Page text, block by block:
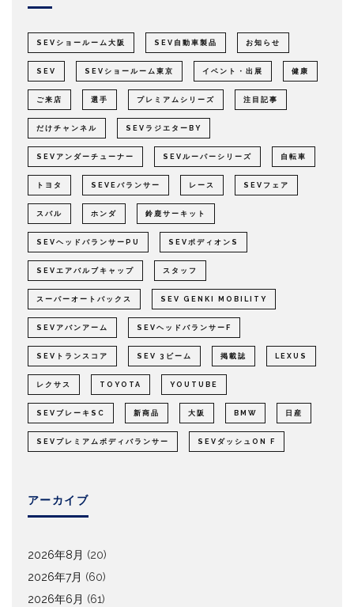
SEVショールーム大阪 SEV自動車製品 お知らせ
SEV SEVショールーム東京 イベント・出展 健康
ご来店 選手 プレミアムシリーズ 注目記事
だけチャンネル SEVラジエターBY
SEVアンダーチューナー SEVルーパーシリーズ 自転車
トヨタ SEVEバランサー レース SEVフェア
スバル ホンダ 鈴鹿サーキット
SEVヘッドバランサーPU SEVボディオンS
SEVエアバルブキャップ スタッフ
スーパーオートバックス SEV GENKI MOBILITY
SEVアバンアーム SEVヘッドバランサーF
SEVトランスコア SEV 3ビーム 掲載誌 LEXUS
レクサス TOYOTA YOUTUBE
SEVブレーキSC 新商品 大阪 BMW 日産
SEVプレミアムボディバランサー SEVダッシュON F
アーカイブ
2026年8月 (20)
2026年7月 (60)
2026年6月 (61)